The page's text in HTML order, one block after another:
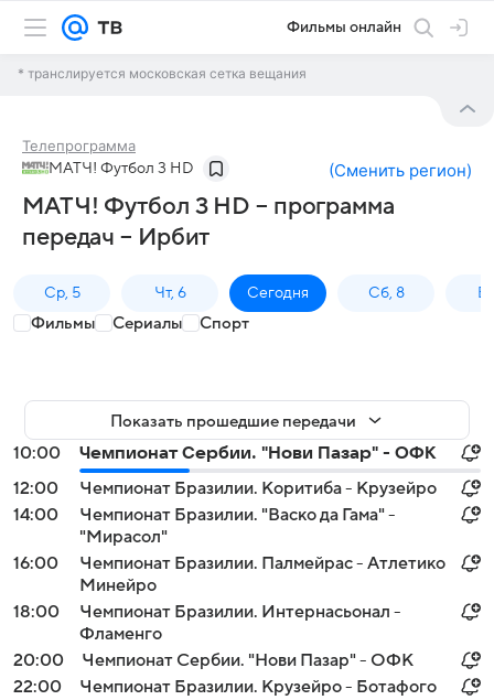
Фильмы онлайн
* транслируется московская сетка вещания
Телепрограмма
МАТЧ! Футбол 3 HD (Сменить регион)
МАТЧ! Футбол 3 HD – программа
передач – Ирбит
Ср, 5 Чт, 6 Сегодня Сб, 8
Фильмы Сериалы Спорт
Показать прошедшие передачи
10:00
Чемпионат Сербии. "Нови Пазар" - ОФК
12:00
Чемпионат Бразилии. Коритиба - Крузейро
14:00
Чемпионат Бразилии. "Васко да Гама" -
"Мирасол"
16:00
Чемпионат Бразилии. Палмейрас - Атлетико
Минейро
18:00
Чемпионат Бразилии. Интернасьонал -
Фламенго
20:00
Чемпионат Сербии. "Нови Пазар" - ОФК
22:00
Чемпионат Бразилии. Крузейро - Ботафого